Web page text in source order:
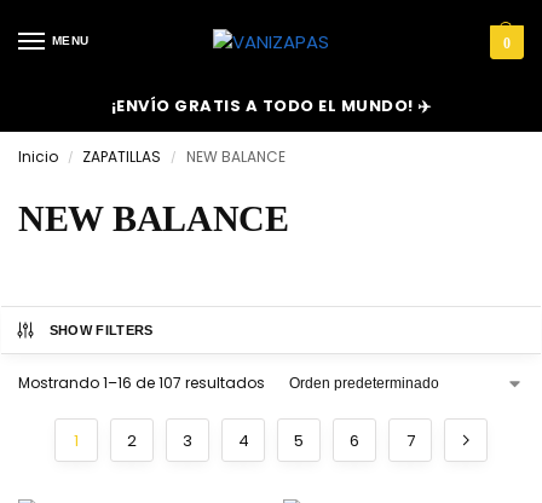
MENU 0
¡ENVÍO GRATIS A TODO EL MUNDO! ✈️
Inicio / ZAPATILLAS / NEW BALANCE
NEW BALANCE
SHOW FILTERS
Mostrando 1–16 de 107 resultados
1 2 3 4 5 6 7